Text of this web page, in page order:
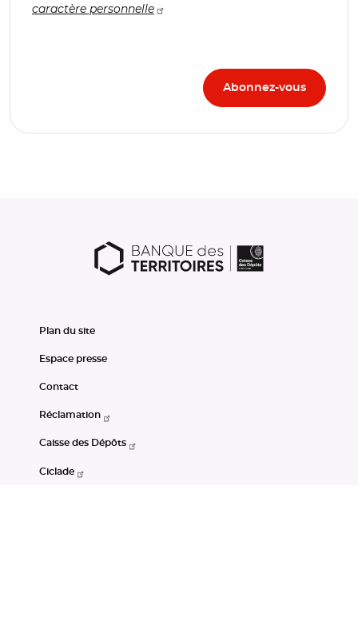
caractère personnelle
Plan du site
Espace presse
Contact
Réclamation
Caisse des Dépôts
Ciclade